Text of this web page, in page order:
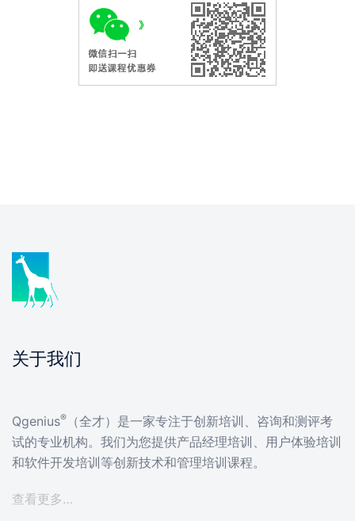
关于我们
Qgenius®
（全才）是一家专注于创新培训、咨询和测评考
试的专业机构。我们为您提供产品经理培训、用户体验培训
和软件开发培训等创新技术和管理培训课程。
查看更多…